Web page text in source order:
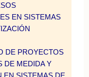
EN SISTEMAS
DE PROYECTOS
DE MEDIDA Y
EN SISTEMAS DE